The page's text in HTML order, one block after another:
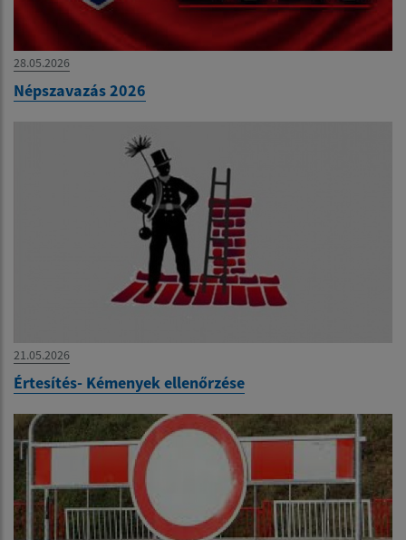
28.05.2026
Népszavazás 2026
21.05.2026
Értesítés- Kémenyek ellenőrzése